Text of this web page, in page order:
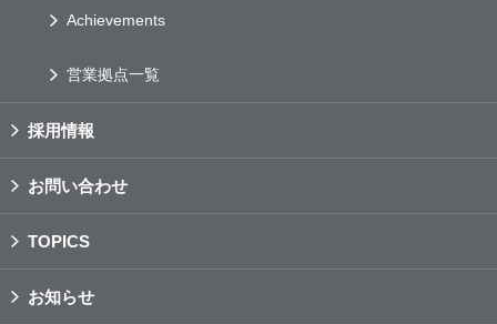
Achievements
営業拠点一覧
採用情報
お問い合わせ
TOPICS
お知らせ